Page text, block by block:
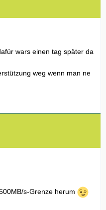
wars einen tag später da
weg wenn man ne
s-Grenze herum